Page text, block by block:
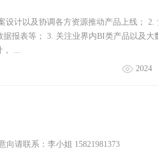
设计以及协调各方资源推动产品上线； 2.
报表等； 3. 关注业界内BI类产品以及大
...
2024
请联系：李小姐 15821981373